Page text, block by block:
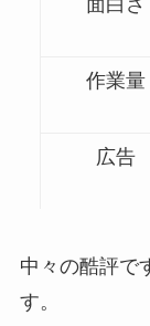
作業量
広告
中々の酷評で
す。